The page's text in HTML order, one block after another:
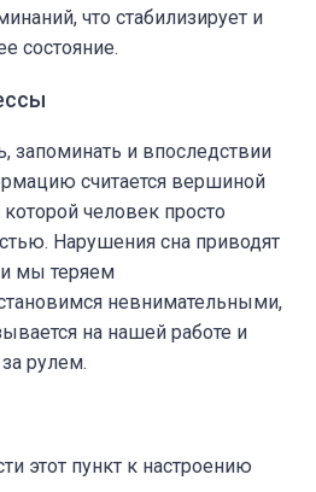
что стабилизирует и
состояние.
запоминать и впоследствии
считается вершиной
человек просто
Нарушения сна приводят
мы теряем
невнимательными,
на нашей работе и
рулем.
этот пункт к настроению